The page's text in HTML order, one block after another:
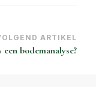
ARTIKEL
een bodemanalyse?